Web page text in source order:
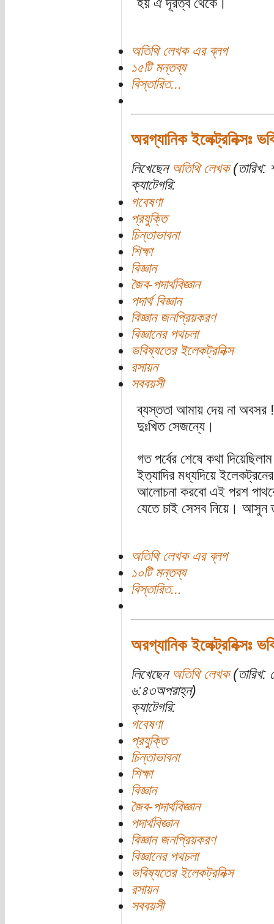
হয় ঐ দূরত্ব থেকে।
অতিথি লেখক এর ব্লগ
১৫টি মন্তব্য
বিস্তারিত...
অরগ্যানিক ইলেক্ট্রনিক্সঃ
লিখেছেন অতিথি লেখক(তারিখ:
ক্যাটেগরি:
গবেষণা
প্রযুক্তি
চিন্তাভাবনা
শিক্ষা
বিজ্ঞান
জৈব-পদার্থবিজ্ঞান
পদার্থ বিজ্ঞান
বিজ্ঞান জনপ্রিয়করণ
বিজ্ঞানের পথচলা
ভবিষ্যতের ইলেকট্রনিক্স
রসায়ন
সববয়সী
ব্যস্ততা আমায় দেয় না অবসর
দুঃখিত সেজন্যে।
গত পর্বের শেষে কথা
ইত্যাদির মধ্যদিয়ে
আলোচনা করবো এই পরশ
যেতে চাই সেসব নিয়ে। আসুন
অতিথি লেখক এর ব্লগ
১০টি মন্তব্য
বিস্তারিত...
অরগ্যানিক ইলেক্ট্রনিক্সঃ
লিখেছেন অতিথি লেখক(তারিখ:
৬:৪৩অপরাহ্ন)
ক্যাটেগরি:
গবেষণা
প্রযুক্তি
চিন্তাভাবনা
শিক্ষা
বিজ্ঞান
জৈব-পদার্থবিজ্ঞান
পদার্থবিজ্ঞান
বিজ্ঞান জনপ্রিয়করণ
বিজ্ঞানের পথচলা
ভবিষ্যতের ইলেকট্রনিক্স
রসায়ন
সববয়সী